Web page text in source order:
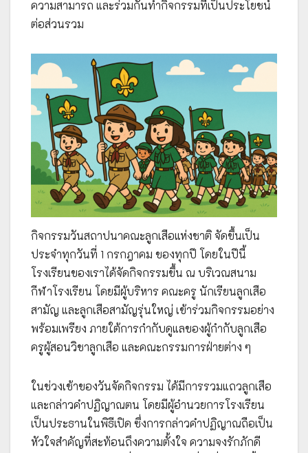
ความสามารถ และร่วมกันทำกิจกรรมที่เป็นประโยชน์
ต่อส่วนรวม
กิจกรรมวันสถาปนาคณะลูกเสือแห่งชาติ จัดขึ้นเป็น
ประจำทุกวันที่ 1 กรกฎาคม ของทุกปี โดยในปีนี้
โรงเรียนของเราได้จัดกิจกรรมขึ้น ณ บริเวณสนาม
กีฬาโรงเรียน โดยมีผู้บริหาร คณะครู นักเรียนลูกเสือ
สามัญ และลูกเสือสามัญรุ่นใหญ่ เข้าร่วมกิจกรรมอย่าง
พร้อมเพรียง ภายใต้การกำกับดูแลของผู้กำกับลูกเสือ
ครูผู้สอนวิชาลูกเสือ และคณะกรรมการฝ่ายต่าง ๆ
ในช่วงเช้าของวันจัดกิจกรรม ได้มีการรวมแถวลูกเสือ
และกล่าวคำปฏิญาณตน โดยมีผู้อำนวยการโรงเรียน
เป็นประธานในพิธีเปิด ซึ่งการกล่าวคำปฏิญาณถือเป็น
หัวใจสำคัญที่สะท้อนถึงความตั้งใจ ความจงรักภักดี